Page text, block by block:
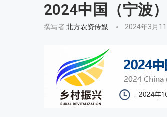
2024中国（宁波
撰写者北方农资传媒 2024年3月11